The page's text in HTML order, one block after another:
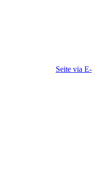
Seite via E-